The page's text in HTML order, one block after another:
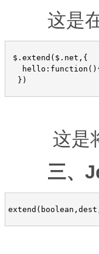
这是在
$.extend($.net,{
  })
这是将
三、